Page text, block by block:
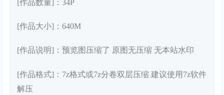
[作品数量]：34P
[作品大小]：640M
[作品说明]：预览图压缩了 原图无压缩 无本站水印
[作品格式]：7z格式或7z分卷双层压缩 建议使用7z软件
解压